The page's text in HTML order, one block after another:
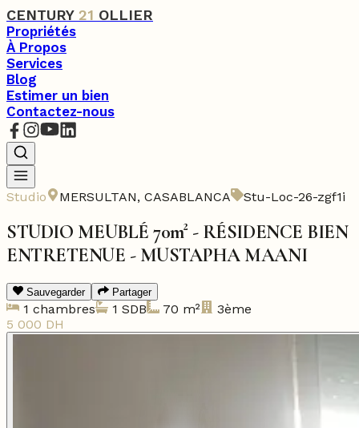
CENTURY 21 OLLIER
Propriétés
À Propos
Services
Blog
Estimer un bien
Contactez-nous
Studio MERSULTAN, CASABLANCA Stu-Loc-26-zgf1i
STUDIO MEUBLÉ 70m² - RÉSIDENCE BIEN
ENTRETENUE - MUSTAPHA MAANI
Sauvegarder Partager
1 chambres 1 SDB 70 m²
3ème
5 000 DH